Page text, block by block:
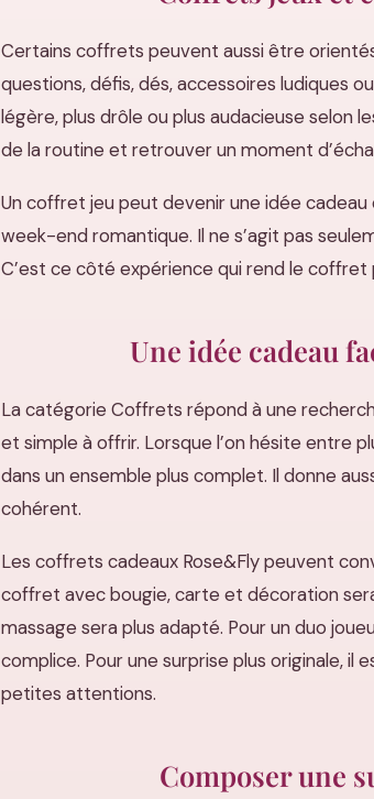
Certains coffrets peuvent aussi être
questions, défis, dés, accessoires ludiques
légère, plus drôle ou plus audacieuse selon
de la routine et retrouver un moment
Un coffret jeu peut devenir une idée cadeau
week-end romantique. Il ne s’agit pas
C’est ce côté expérience qui rend le
Une idée cadeau
La catégorie Coffrets répond à une
et simple à offrir. Lorsque l’on hésite entre
dans un ensemble plus complet. Il donne
cohérent.
Les coffrets cadeaux Rose&Fly peuvent
coffret avec bougie, carte et décoration
massage sera plus adapté. Pour un duo
complice. Pour une surprise plus originale,
petites attentions.
Composer une